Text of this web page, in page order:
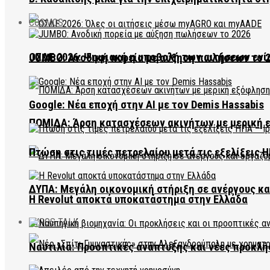
ΟΣΔΕ 2026: Ψηφιακή η υποβολή των αιτήσεων
ΠΟΜΙΔΑ: Άρση κατασχέσεων ακινήτων με μερική
ΔΥΠΑ: Μεγάλη οικονομική στήριξη σε ανέργους
EVROS TALK
COSMOS
JUMBO: Ανοδική πορεία με αύξηση πωλήσεων το
Google: Νέα εποχή στην AI με τον Demis Hassabis
Πτώση στις τιμές πετρελαίου μετά τις εξελίξεις
Η Revolut αποκτά υποκατάστημα στην Ελλάδα
Ναυτιλία: Προοπτικές ανάπτυξης και νέες